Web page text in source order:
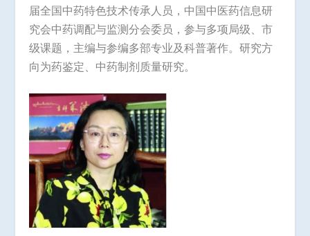
届全国中药特色技术传承人员，中国中医药信息研
究会中药调配与监测分会委员，参与多项局级、市
级课题，主编与参编多部专业及科普著作。研究方
向为药鉴定、中药制剂质量研究。